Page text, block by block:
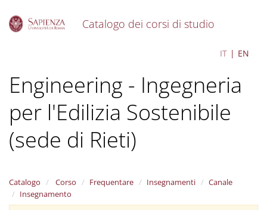
Catalogo dei corsi di studio
IT EN
Engineering - Ingegneria
per l'Edilizia Sostenibile
(sede di Rieti)
Catalogo Corso Frequentare Insegnamenti
Canale
Insegnamento